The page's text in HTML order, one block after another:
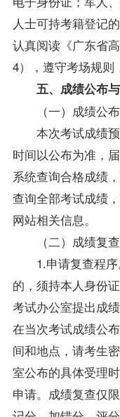
人士可持考籍登记
认真阅读《广东省
4），遵守考场规则
五、成绩公布
（一）成绩公布
本次考试成绩
时间以公布为准，
系统查询合格成绩
查询全部考试成绩
网站相关信息。
（二）成绩复
1.申请复查程
的，须持本人身份
考试办公室提出成
在当次考试成绩公
间和地点，请考生
室公布的具体受理
申请。成绩复查仅